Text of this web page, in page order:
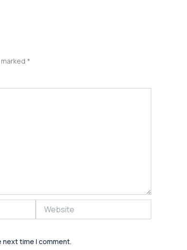
*
next time I comment.